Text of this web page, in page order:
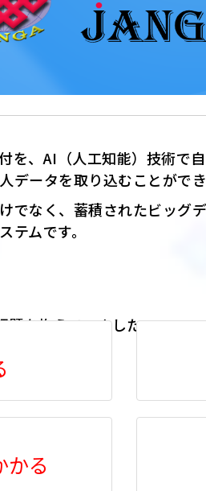
を、AI（人工知能）技術で
データを取り込むことがで
でなく、蓄積されたビッグ
ムです。
題を抱えていました。
る